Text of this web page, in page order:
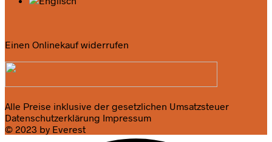
Einen Onlinekauf widerrufen
Alle Preise inklusive der gesetzlichen Umsatzsteuer
Datenschutzerklärung Impressum
© 2023 by Everest